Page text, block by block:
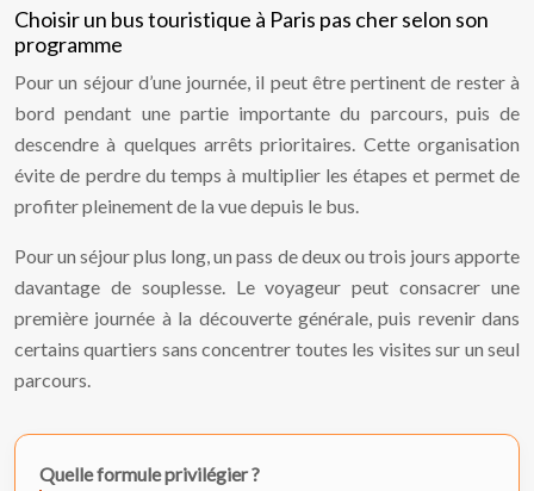
Choisir un bus touristique à Paris pas cher selon son
programme
Pour un séjour d’une journée, il peut être pertinent de rester à
bord pendant une partie importante du parcours, puis de
descendre à quelques arrêts prioritaires. Cette organisation
évite de perdre du temps à multiplier les étapes et permet de
profiter pleinement de la vue depuis le bus.
Pour un séjour plus long, un pass de deux ou trois jours apporte
davantage de souplesse. Le voyageur peut consacrer une
première journée à la découverte générale, puis revenir dans
certains quartiers sans concentrer toutes les visites sur un seul
parcours.
Quelle formule privilégier ?